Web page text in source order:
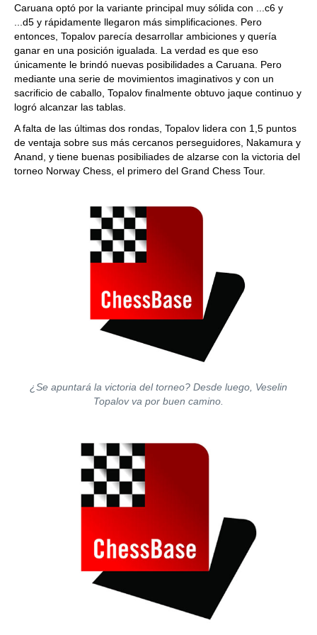
Caruana optó por la variante principal muy sólida con ...c6 y
...d5 y rápidamente llegaron más simplificaciones. Pero
entonces, Topalov parecía desarrollar ambiciones y quería
ganar en una posición igualada. La verdad es que eso
únicamente le brindó nuevas posibilidades a Caruana. Pero
mediante una serie de movimientos imaginativos y con un
sacrificio de caballo, Topalov finalmente obtuvo jaque continuo y
logró alcanzar las tablas.
A falta de las últimas dos rondas, Topalov lidera con 1,5 puntos
de ventaja sobre sus más cercanos perseguidores, Nakamura y
Anand, y tiene buenas posibiliades de alzarse con la victoria del
torneo Norway Chess, el primero del Grand Chess Tour.
¿Se apuntará la victoria del torneo? Desde luego, Veselin
Topalov va por buen camino.